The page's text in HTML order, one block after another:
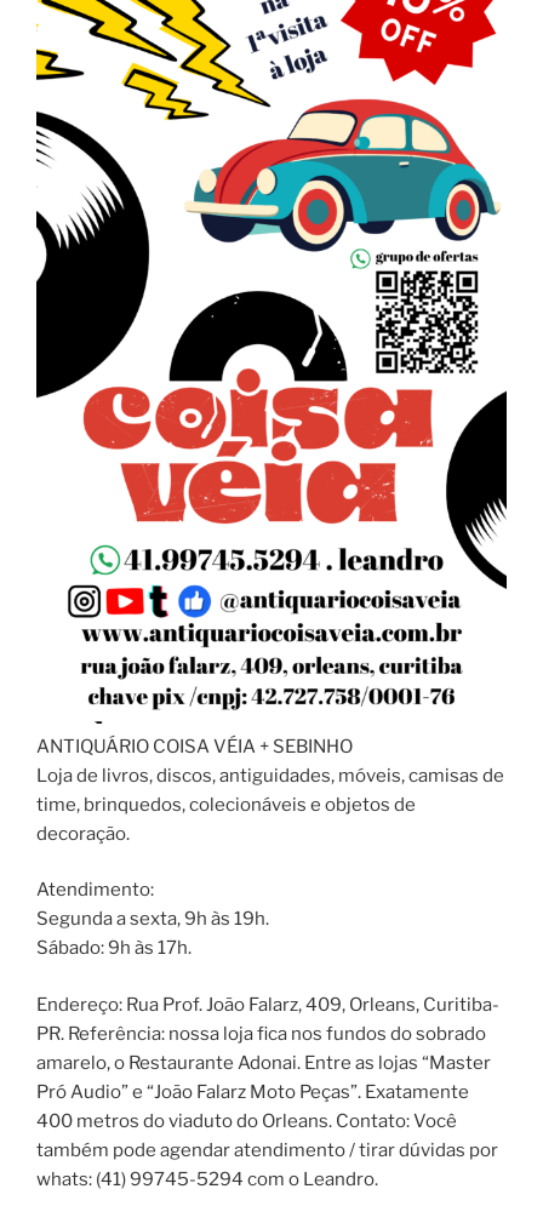
ANTIQUÁRIO COISA VÉIA + SEBINHO
Loja de livros, discos, antiguidades, móveis, camisas de
time, brinquedos, colecionáveis e objetos de
decoração.
Atendimento:
Segunda a sexta, 9h às 19h.
Sábado: 9h às 17h.
Endereço: Rua Prof. João Falarz, 409, Orleans, Curitiba-
PR. Referência: nossa loja fica nos fundos do sobrado
amarelo, o Restaurante Adonai. Entre as lojas “Master
Pró Audio” e “João Falarz Moto Peças”. Exatamente
400 metros do viaduto do Orleans. Contato: Você
também pode agendar atendimento / tirar dúvidas por
whats: (41) 99745-5294 com o Leandro.